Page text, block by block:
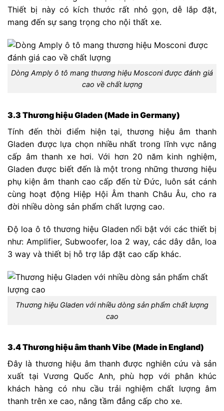
Thiết bị này có kích thước rất nhỏ gọn, dễ lắp đặt,
mang đến sự sang trọng cho nội thất xe.
Dòng Amply ô tô mang thương hiệu Mosconi được đánh giá
cao về chất lượng
3.3 Thương hiệu Gladen (Made in Germany)
Tính đến thời điểm hiện tại, thương hiệu âm thanh
Gladen được lựa chọn nhiều nhất trong lĩnh vực nâng
cấp âm thanh xe hơi. Với hơn 20 năm kinh nghiệm,
Gladen được biết đến là một trong những thương hiệu
phụ kiện âm thanh cao cấp đến từ Đức, luôn sát cánh
cùng hoạt động Hiệp Hội Âm thanh Châu Âu, cho ra
đời nhiều dòng sản phẩm chất lượng cao.
Độ loa ô tô thương hiệu Gladen nổi bật với các thiết bị
như: Amplifier, Subwoofer, loa 2 way, các dây dẫn, loa
3 way và thiết bị hỗ trợ lắp đặt cao cấp khác.
Thương hiệu Gladen với nhiều dòng sản phẩm chất lượng
cao
3.4 Thương hiệu âm thanh Vibe (Made in England)
Đây là thương hiệu âm thanh được nghiên cứu và sản
xuất tại Vương Quốc Anh, phù hợp với phân khúc
khách hàng có nhu cầu trải nghiệm chất lượng âm
thanh trên xe cao, nâng tầm đẳng cấp cho xe.